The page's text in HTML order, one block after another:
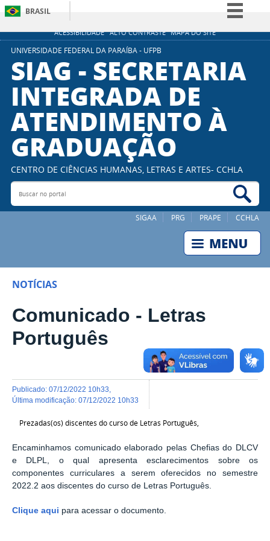
ACESSIBILIDADE ALTO CONTRASTE MAPA DO SITE
BRASIL
Simplifique!
Participe
Acesso à informação
Legislação
Canais
UNIVERSIDADE FEDERAL DA PARAÍBA - UFPB
SIAG - SECRETARIA
INTEGRADA DE
ATENDIMENTO À
GRADUAÇÃO
CENTRO DE CIÊNCIAS HUMANAS, LETRAS E ARTES- CCHLA
Buscar no portal
SIGAA PRG PRAPE CCHLA
NOTÍCIAS
Comunicado - Letras
Português
publicado: 07/12/2022 10h33
última modificação: 07/12/2022 10h33
Prezadas(os) discentes do curso de Letras Português,
Encaminhamos comunicado elaborado pelas Chefias do DLCV
e DLPL, o qual apresenta esclarecimentos sobre os
componentes curriculares a serem oferecidos no semestre
2022.2 aos discentes do curso de Letras Português.
Clique aqui para acessar o documento.